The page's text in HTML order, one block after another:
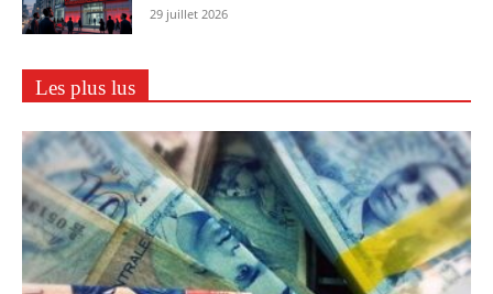
29 juillet 2026
Les plus lus